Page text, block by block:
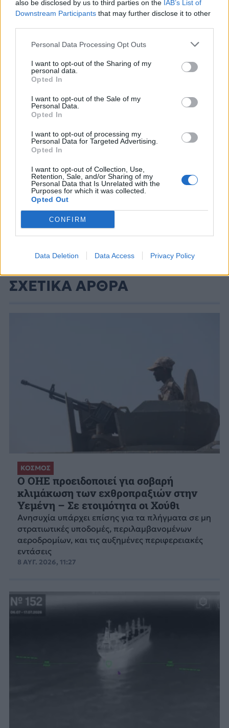
also be disclosed by us to third parties on the IAB’s List of
Downstream Participants that may further disclose it to other
Personal Data Processing Opt Outs
I want to opt-out of the Sharing of my
personal data.
Opted In
I want to opt-out of the Sale of my
Personal Data.
Opted In
I want to opt-out of processing my
Personal Data for Targeted Advertising.
Opted In
I want to opt-out of Collection, Use,
Retention, Sale, and/or Sharing of my
Personal Data that Is Unrelated with the
Purposes for which it was collected.
Opted Out
CONFIRM
Data Deletion Data Access Privacy Policy
Patriot στη Σαουδική
Αραβία: Κάθε μήνα θα
ελληνική παρουσία –
Μήνυμα της Αθήνας στο
Ριάντ
H «Βαβέλ»
μέσων της
δυστύχημα
συντονισμός
μοντέλο
ΣΧΕΤΙΚΑ ΑΡΘΡΑ
ΚΟΣΜΟΣ
Ο ΟΗΕ προειδοποιεί για σοβαρή
κλιμάκωση των εχθροπραξιών στην
Υεμένη – Σε ετοιμότητα οι Χούθι
Ανησυχία υπάρχει επίσης για τα πλήγματα σε μη
στρατιωτικές υποδομές, περιλαμβανομένων
αεροδρομίων, και τις αυξημένες περιφερειακές
εντάσεις
8 ΑΥΓ. 2026, 11:27